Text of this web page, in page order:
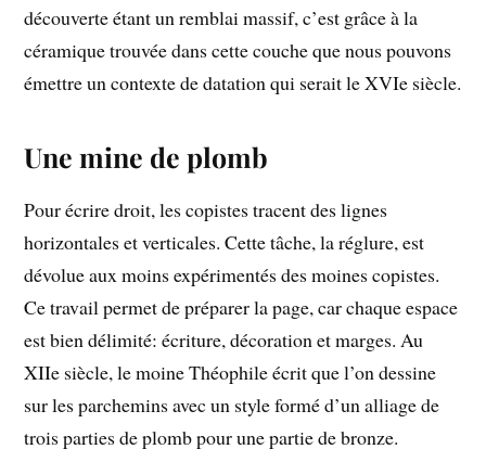
découverte étant un remblai massif, c’est grâce à la
céramique trouvée dans cette couche que nous pouvons
émettre un contexte de datation qui serait le XVIe siècle.
Une mine de plomb
Pour écrire droit, les copistes tracent des lignes
horizontales et verticales. Cette tâche, la réglure, est
dévolue aux moins expérimentés des moines copistes.
Ce travail permet de préparer la page, car chaque espace
est bien délimité: écriture, décoration et marges. Au
XIIe siècle, le moine Théophile écrit que l’on dessine
sur les parchemins avec un style formé d’un alliage de
trois parties de plomb pour une partie de bronze.